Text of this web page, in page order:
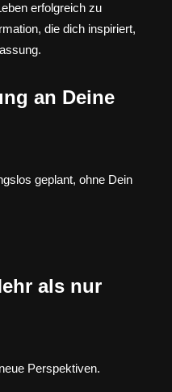
erfolgreich zu
die dich inspiriert,
an Deine
geplant, ohne Dein
als nur
Perspektiven.